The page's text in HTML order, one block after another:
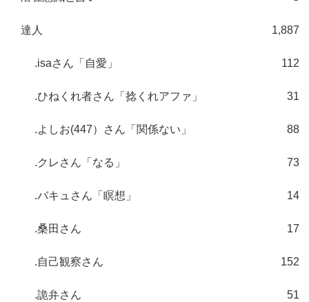
達人 1,887
.isaさん「自愛」 112
.ひねくれ者さん「捻くれアファ」 31
.よしお(447）さん「関係ない」 88
.クレさん「なる」 73
.バキュさん「瞑想」 14
.桑田さん 17
.自己観察さん 152
.詭弁さん 51